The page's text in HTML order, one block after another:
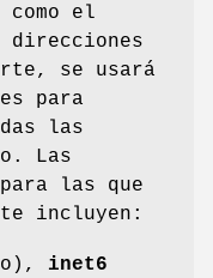
el
direcciones
se usará
para
las
Las
las que
incluyen:
inet6